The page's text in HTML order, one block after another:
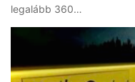
legalább 360…